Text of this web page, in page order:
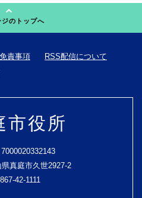
ジのトップへ
免責事項
RSS配信について
市役所
真庭市久世2927-2
42-1111